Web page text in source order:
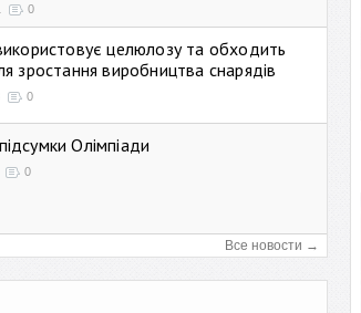
0
целюлозу та обходить
зростання виробництва снарядів
0
Олімпіади
0
Все новости →